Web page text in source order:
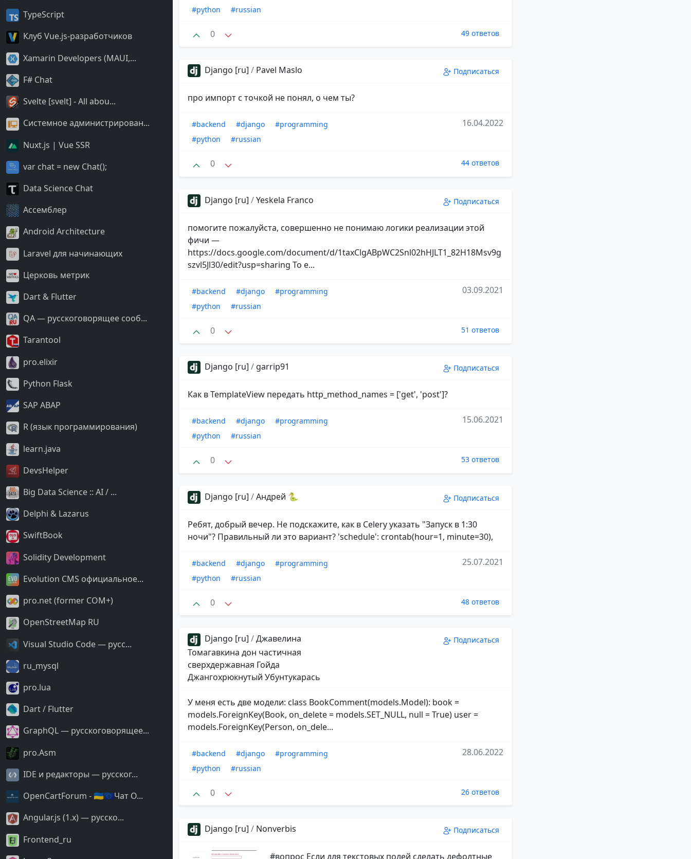
TypeScript
Клуб Vue.js-разработчиков
Xamarin Developers (MAUI,...
F# Chat
Svelte [svelt] - All abou...
Системное администрирован...
Nuxt.js | Vue SSR
var chat = new Chat();
Data Science Chat
Ассемблер
Android Architecture
Laravel для начинающих
Церковь метрик
Dart & Flutter
QA — русскоговорящее сооб...
Tarantool
pro.elixir
Python Flask
SAP ABAP
R (язык программирования)
learn.java
DevsHelper
Big Data Science :: AI / ...
Delphi & Lazarus
SwiftBook
Solidity Development
Evolution CMS официальное...
pro.net (former COM+)
OpenStreetMap RU
Visual Studio Code — русс...
ru_mysql
pro.lua
Dart / Flutter
GraphQL — русскоговорящее...
pro.Asm
IDE и редакторы — русског...
OpenCartForum - 🇺🇦🇪🇺Чат O...
Angular.js (1.x) — русско...
Frontend_ru
#python
#russian
0 49 ответов
Django [ru] / Pavel Maslo Подписаться
про импорт с точкой не понял, о чем ты?
#backend #django
#programming
#python
#russian
16.04.2022
0 44 ответов
Django [ru] /Yeskela Franco Подписаться
помогите пожалуйста, совершенно не понимаю логики реализации этой
фичи —
https://docs.google.com/document/d/1taxClgABpWC2Snl02hHJLT1_82H18Msv9g
szvl5Jl30/edit?usp=sharing То е...
#backend #django
#programming
#python
#russian
03.09.2021
0 51 ответов
Django [ru] / garrip91 Подписаться
Как в TemplateView передать http_method_names = ['get', 'post']?
#backend #django
#programming
#python
#russian
15.06.2021
0 53 ответов
Django [ru] /Андрей 🐍 Подписаться
Ребят, добрый вечер. Не подскажите, как в Celery указать "Запуск в 1:30
ночи"? Правильный ли это вариант? 'schedule': crontab(hour=1, minute=30),
#backend #django
#programming
#python
#russian
25.07.2021
0 48 ответов
Django [ru] /Джавелина
Томагавкина дон частичная
сверхдержавная Гойда
Джангохрюкнутый Убунтукарась
Подписаться
У меня есть две модели: class BookComment(models.Model): book =
models.ForeignKey(Book, on_delete = models.SET_NULL, null = True) user =
models.ForeignKey(Person, on_dele...
#backend #django
#programming
#python
#russian
28.06.2022
0 26 ответов
Django [ru] / Nonverbis Подписаться
#вопрос Если для текстовых полей сделать дефолтные